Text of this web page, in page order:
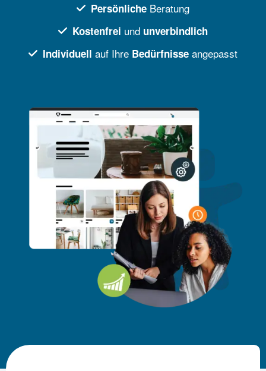
Persönliche Beratung
Kostenfrei und unverbindlich
Individuell auf Ihre Bedürfnisse angepasst